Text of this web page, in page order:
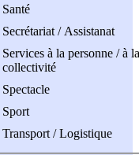
Santé
Secrétariat / Assistanat
Services à la personne / à la
collectivité
Spectacle
Sport
Transport / Logistique